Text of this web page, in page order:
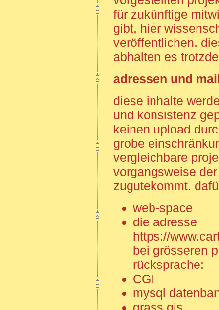
für zukünftige
gibt, hier
veröffentlichen.
abhalten es
adressen und
diese inhalte
und konsistenz
keinen upload
grobe
vergleichbare
vorgangsweise
zugutekommt.
web-space
die adresse
https://
bei grösseren
rücksprache:
CGI
mysql
grass gis